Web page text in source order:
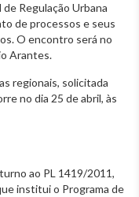
Regulação Urbana
de processos e seus
O encontro será no
Arantes.
regionais, solicitada
no dia 25 de abril, às
ao PL 1419/2011,
institui o Programa de